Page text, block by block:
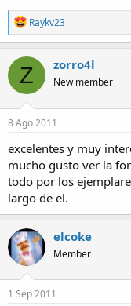
R
e
a
c
t
i
o
n
s
Raykv23
Z zorro4l
New member
8 Ago 2011
excelentes y muy
mucho gusto ver la
todo por los
largo de el.
elcoke
Member
1 Sep 2011